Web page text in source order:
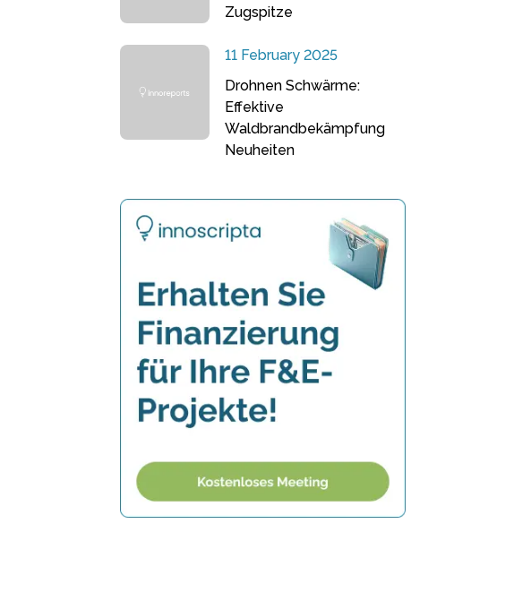
Zugspitze
11 February 2025
Drohnen Schwärme:
Effektive
Waldbrandbekämpfung
Neuheiten